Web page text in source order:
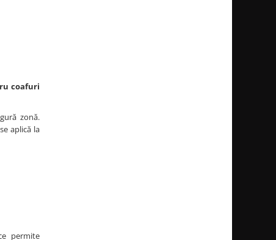
coafuri
zonă.
aplică la
permite